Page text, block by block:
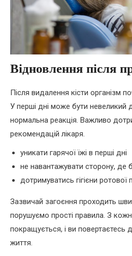
Відновлення після
Після видалення кісти організм
У перші дні може бути невеликий
нормальна реакція. Важливо
рекомендацій лікаря.
уникати гарячої їжі в перші дні
не навантажувати сторону, де
дотримуватись гігієни
Зазвичай загоєння проходить
порушуємо прості правила. З
покращується, і ви повертаєтесь
життя.